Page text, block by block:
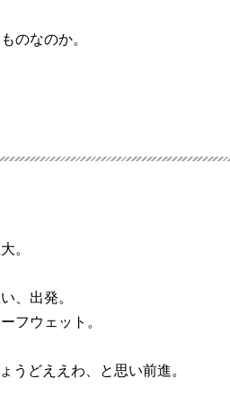
のなのか。
。
、出発。
フウェット。
うどええわ、と思い前進。